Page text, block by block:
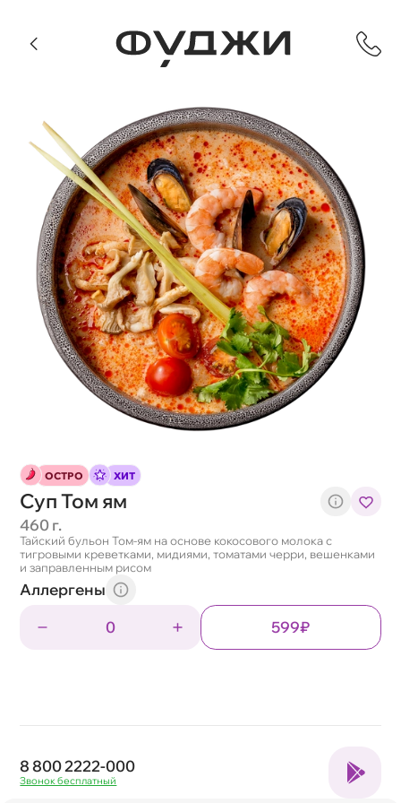
ОСТРО ХИТ
Суп Том ям
460 г.
Тайский бульон Том-ям на основе кокосового молока с
тигровыми креветками, мидиями, томатами черри, вешенками
и заправленным рисом
Аллергены
0
599₽
8 800 2222-000
Звонок бесплатный